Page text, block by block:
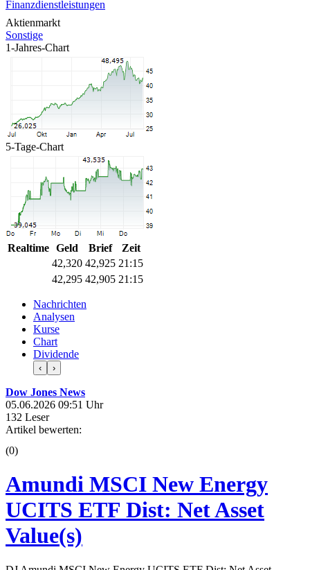
Finanzdienstleistungen
Aktienmarkt
Sonstige
1-Jahres-Chart
5-Tage-Chart
Realtime Geld Brief
Zeit
42,320 42,925 21:15
42,295 42,905 21:15
Nachrichten
Analysen
Kurse
Chart
Dividende
‹ ›
Dow Jones News
05.06.2026 09:51 Uhr
132 Leser
Artikel bewerten:
(0)
Amundi MSCI New Energy
UCITS ETF Dist: Net Asset
Value(s)